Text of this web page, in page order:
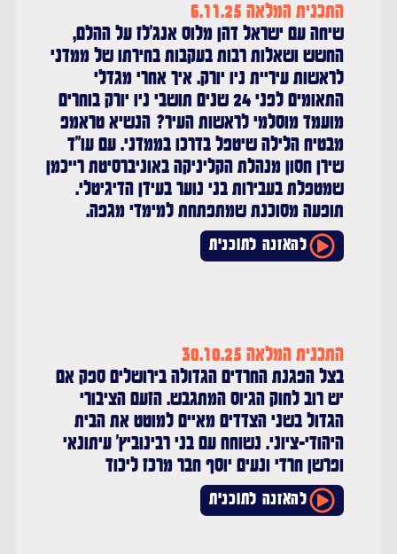
התכנית המלאה 6.11.25
שיחה עם ישראל דהן מלוס אנג'לז על ההלם,
החשש ושאלות רבות בעקבות בחירתו של ממדני
לראשות עיריית ניו יורק. איך אחרי מגדלי
התאומים לפני 24 שנים תושבי ניו יורק בוחרים
מועמד מוסלמי לראשות העיר? הנשיא טראמפ
מבטיח הלילה שיטפל בדרכו בממדני. עם עו"ד
שירן חסון מנהלת הקליניקה באוניברסיטת רייכמן
שמטפלת בעבירות בני נוער בעידן הדיגיטלי.
תופעה מסוכנת שמתפתחת למימדי מגפה.
להאזנה לתוכנית
התכנית המלאה 30.10.25
בצל הפגנת החרדים הגדולה בירושלים ספק אם
יש רוב לחוק הגיוס המתגבש. הזעם הציבורי
הגדול בשני הצדדים מאיים למוטט את הבית
היהודי-ציוני. נשוחח עם בני רבינוביץ' עיתונאי
ופרשן חרדי ונעים יוסף חבר מרכז ליכוד
להאזנה לתוכנית